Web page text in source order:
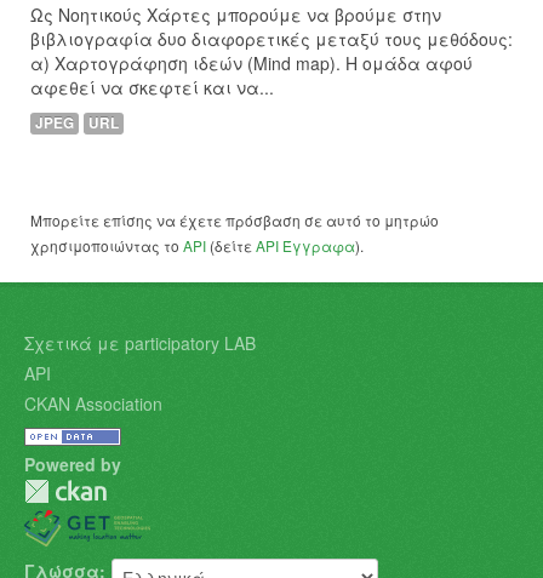
Ως Νοητικούς Χάρτες μπορούμε να βρούμε στην
βιβλιογραφία δυο διαφορετικές μεταξύ τους μεθόδους:
α) Χαρτογράφηση ιδεών (Mind map). Η ομάδα αφού
αφεθεί να σκεφτεί και να...
JPEG URL
Μπορείτε επίσης να έχετε πρόσβαση σε αυτό το μητρώο
χρησιμοποιώντας το API (δείτε API Έγγραφα).
Σχετικά με participatory LAB
API
CKAN Association
Powered by
Γλώσσα